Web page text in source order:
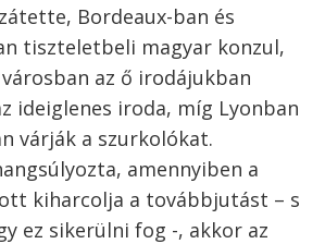
Bordeaux-ban és
tiszteletbeli magyar konzul,
az ő irodájukban
ideiglenes iroda, míg Lyonban
várják a szurkolókat.
amennyiben a
kiharcolja a továbbjutást – s
ez sikerülni fog -, akkor az